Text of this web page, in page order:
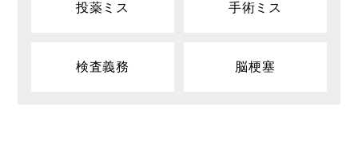
投薬ミス 手術ミス
検査義務 脳梗塞